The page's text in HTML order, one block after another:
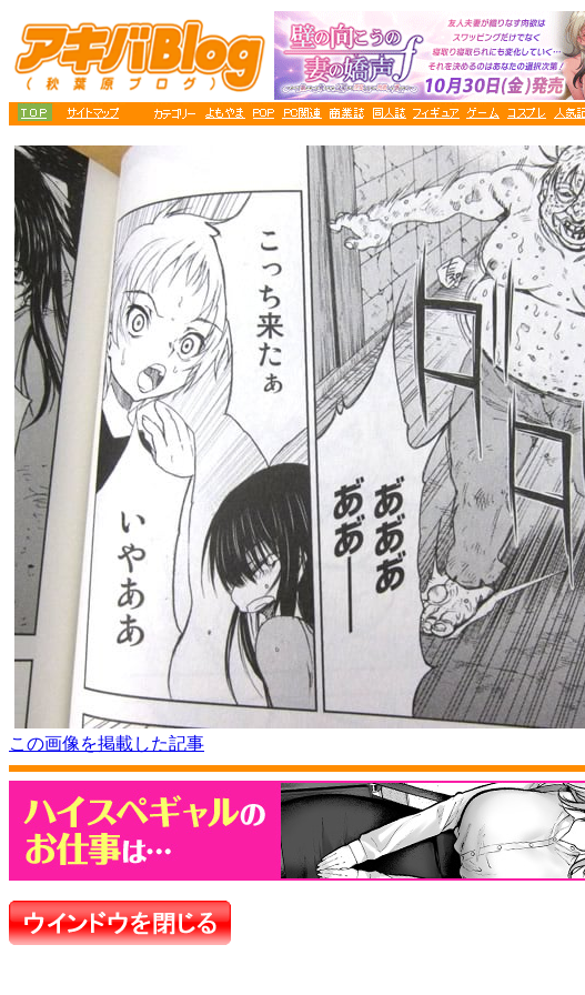
この画像を掲載した記事